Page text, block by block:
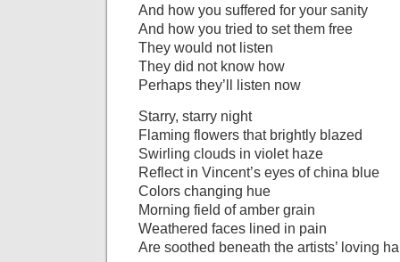
And how you suffered for your sanity
And how you tried to set them free
They would not listen
They did not know how
Perhaps they’ll listen now
Starry, starry night
Flaming flowers that brightly blazed
Swirling clouds in violet haze
Reflect in Vincent’s eyes of china blue
Colors changing hue
Morning field of amber grain
Weathered faces lined in pain
Are soothed beneath the artists’ loving